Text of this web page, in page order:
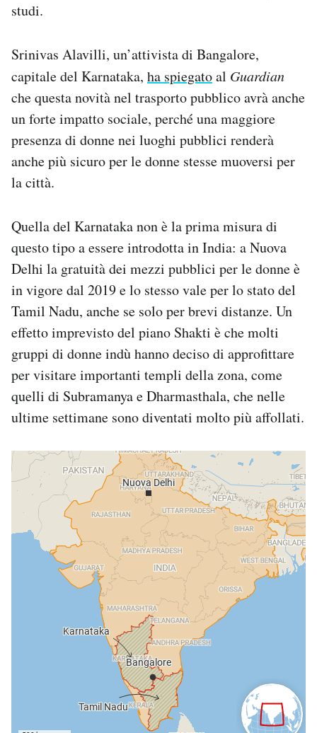
studi.
Srinivas Alavilli, un’attivista di Bangalore,
capitale del Karnataka, ha spiegatoal Guardian
che questa novità nel trasporto pubblico avrà anche
un forte impatto sociale, perché una maggiore
presenza di donne nei luoghi pubblici renderà
anche più sicuro per le donne stesse muoversi per
la città.
Quella del Karnataka non è la prima misura di
questo tipo a essere introdotta in India: a Nuova
Delhi la gratuità dei mezzi pubblici per le donne è
in vigore dal 2019 e lo stesso vale per lo stato del
Tamil Nadu, anche se solo per brevi distanze. Un
effetto imprevisto del piano Shakti è che molti
gruppi di donne indù hanno deciso di approfittare
per visitare importanti templi della zona, come
quelli di Subramanya e Dharmasthala, che nelle
ultime settimane sono diventati molto più affollati.